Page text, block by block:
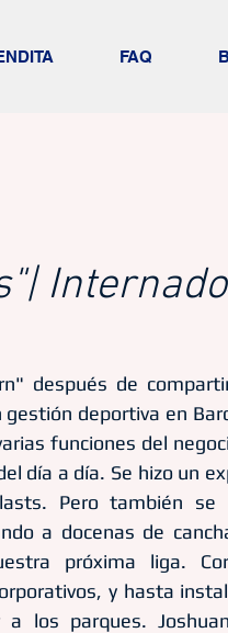
FAQ
después de
deportiva en
funciones del
día a día. Se hizo un
Pero también se
a docenas de
próxima liga.
y hasta
los parques.